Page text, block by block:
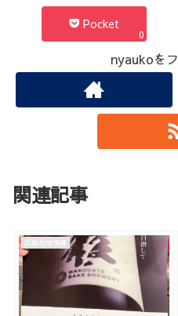
Pocket
0
nyaukoを
関連記事
函館地域情報